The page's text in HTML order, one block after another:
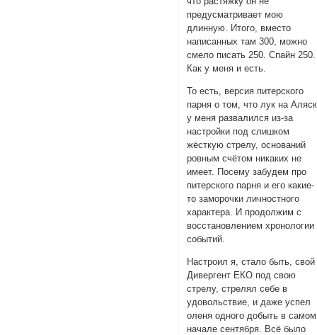
предусматривает мою
длинную. Итого, вместо
написанных там 300, можно
смело писать 250. Спайн 250.
Как у меня и есть.
То есть, версия питерского
парня о том, что лук на
у меня развалился из-за
настройки под слишком
жёсткую стрелу, оснований
ровным счётом никаких не
имеет. Посему забудем про
питерского парня и его какие-
то заморочки личностного
характера. И продолжим с
восстановлением хронологии
событий.
Настроил я, стало быть, свой
Дивергент ЕКО под свою
стрелу, стрелял себе в
удовольствие, и даже успел
оленя одного добыть в самом
начале сентября. Всё было